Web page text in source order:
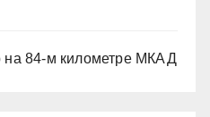
на 84-м километре МКАД